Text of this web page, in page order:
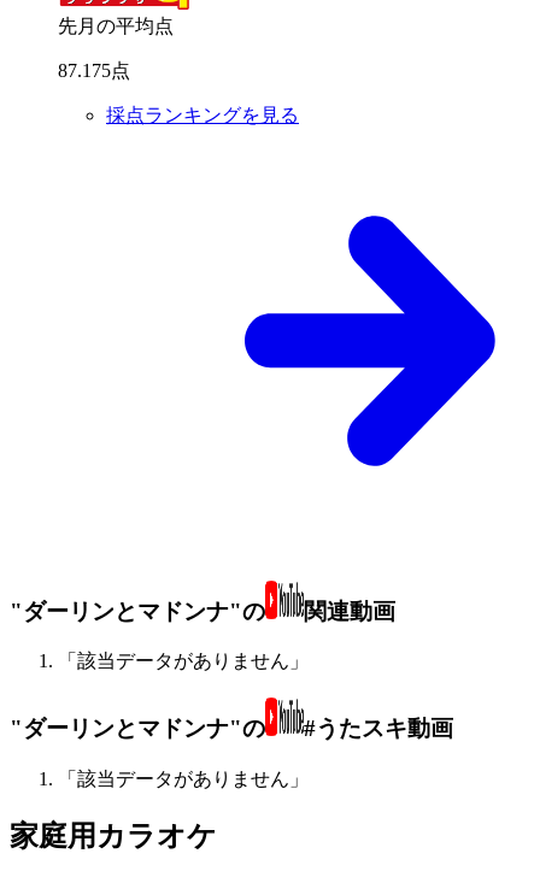
先月の平均点
87.175点
採点ランキングを見る
"ダーリンとマドンナ"の 関連動画
「該当データがありません」
"ダーリンとマドンナ"の #うたスキ動画
「該当データがありません」
家庭用カラオケ